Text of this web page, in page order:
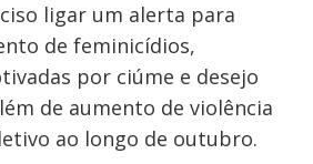
ligar um alerta para
de feminicídios,
por ciúme e desejo
de aumento de violência
ao longo de outubro.